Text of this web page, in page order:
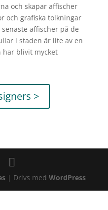
och skapar affischer
och grafiska tolkningar
affischer på de
i staden är lite av en
har blivit mycket
>
| Drivs med WordPress